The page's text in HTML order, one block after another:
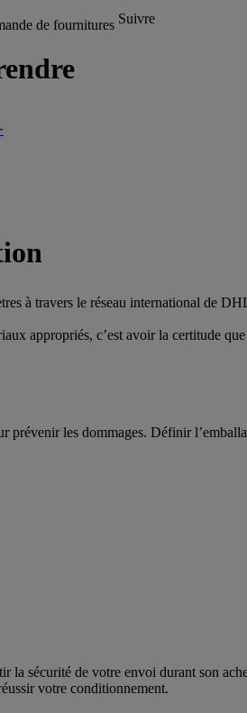
de fournitures Suivre
à travers le réseau international de
appropriés, c’est avoir la certitude
prévenir les dommages. Définir
la sécurité de votre envoi durant son
votre conditionnement.